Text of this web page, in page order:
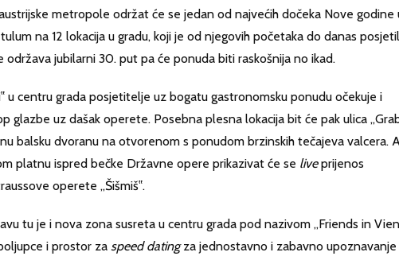
metropole održat će se jedan od najvećih dočeka Nove godine
na 12 lokacija u gradu, koji je od njegovih početaka do danas
održava jubilarni 30. put pa će ponuda biti raskošnija no ikad.
u centru grada posjetitelje uz bogatu gastronomsku ponudu očekuje i
glazbe uz dašak operete. Posebna plesna lokacija bit će pak ulica
balsku dvoranu na otvorenom s ponudom brzinskih tečajeva valcera.
platnu ispred bečke Državne opere prikazivat će se liveprijenos
operete „Šišmiš‟.
tu je i nova zona susreta u centru grada pod nazivom „Friends in
i prostor za speed datingza jednostavno i zabavno upoznavanje